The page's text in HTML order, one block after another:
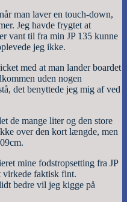
man laver en touch-down,
Jeg havde frygtet at
vant til fra min JP 135 kunne
jeg ikke.
med at man lander boardet
uden nogen
det benyttede jeg mig af ved
de mange liter og den store
over den kort længde, men
mine fodstropsetting fra JP
virkede faktisk fint.
bedre vil jeg kigge på